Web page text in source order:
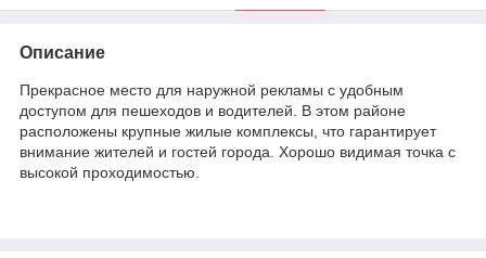
Описание
Прекрасное место для наружной рекламы с удобным
доступом для пешеходов и водителей. В этом районе
расположены крупные жилые комплексы, что гарантирует
внимание жителей и гостей города. Хорошо видимая точка с
высокой проходимостью.